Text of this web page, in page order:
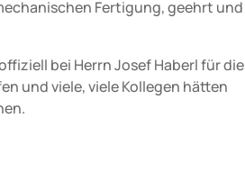
Fertigung, geehrt und
bei Herrn Josef Haberl für die
und viele, viele Kollegen hätten